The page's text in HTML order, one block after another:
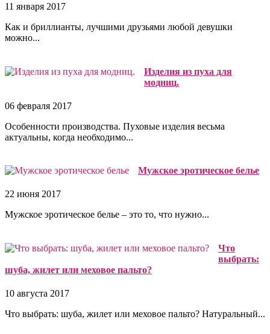
11 января 2017
Как и бриллианты, лучшими друзьями любой девушки
можно...
Изделия из пуха для
модниц.
06 февраля 2017
Особенности производства. Пуховые изделия весьма
актуальны, когда необходимо...
Мужское эротическое белье
22 июня 2017
Мужское эротическое белье – это то, что нужно...
Что
выбрать:
шуба, жилет или меховое пальто?
10 августа 2017
Что выбрать: шуба, жилет или меховое пальто? Натуральный...